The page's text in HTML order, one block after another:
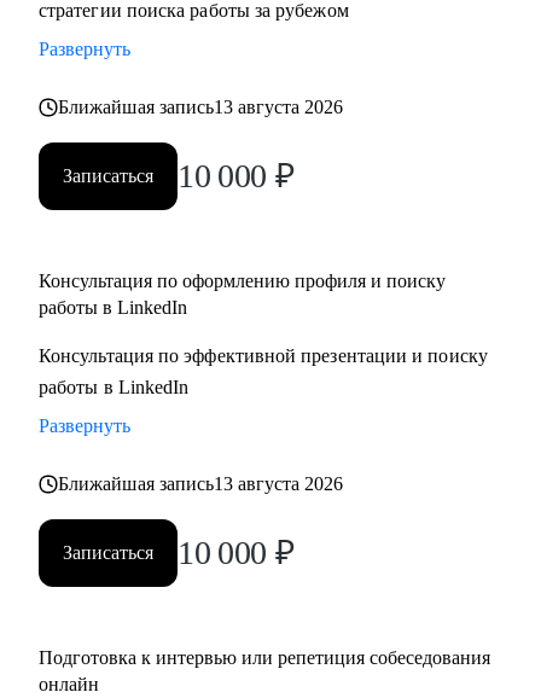
адаптация резюме под конкретную позицию, принципы
работы с джоб бордами, понимание уровня зарплат.
компанией (включая обсуждение зарплаты).
Кому могу помочь:
• Всем специалистам в сфере ИТ и маркетинга, кто хочет
• Руководителям и тем, кто хочет дорасти до
управленческих позиций
стратегии поиска работы за рубежом
Развернуть
Ближайшая запись13 августа 2026
Записаться 10 000 ₽
Консультация по оформлению профиля и поиску
работы в LinkedIn
Консультация по эффективной презентации и поиску
работы в LinkedIn
Развернуть
Ближайшая запись13 августа 2026
Записаться 10 000 ₽
Подготовка к интервью или репетиция собеседования
онлайн